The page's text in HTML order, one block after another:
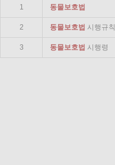
1 동물보호법
2 동물보호법 시행규칙
3 동물보호법 시행령